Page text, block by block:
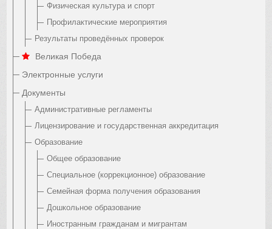
Физическая культура и спорт
Профилактические мероприятия
Результаты проведённых проверок
Великая Победа
Электронные услуги
Документы
Административные регламенты
Лицензирование и государственная аккредитация
Образование
Общее образование
Специальное (коррекционное) образование
Семейная форма получения образования
Дошкольное образование
Иностранным гражданам и мигрантам